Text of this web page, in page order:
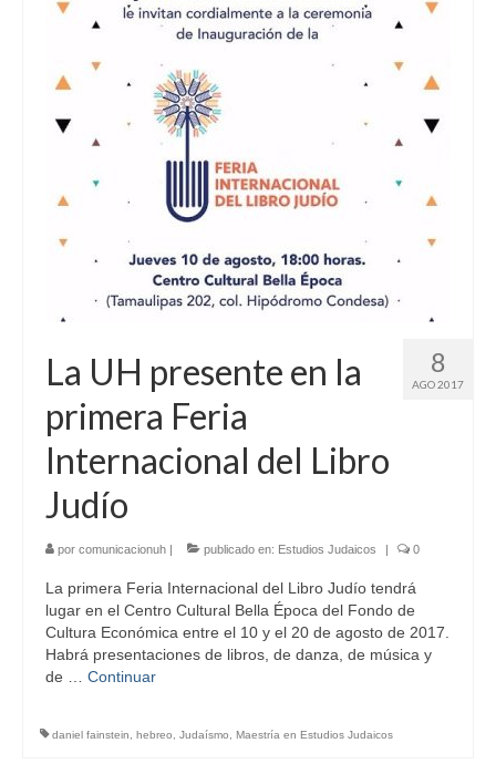
8
AGO 2017
La UH presente en la
primera Feria
Internacional del Libro
Judío
por comunicacionuh | publicado en: Estudios Judaicos | 0
La primera Feria Internacional del Libro Judío tendrá
lugar en el Centro Cultural Bella Época del Fondo de
Cultura Económica entre el 10 y el 20 de agosto de 2017.
Habrá presentaciones de libros, de danza, de música y
de … Continuar
daniel fainstein hebreo Judaísmo Maestría en Estudios Judaicos